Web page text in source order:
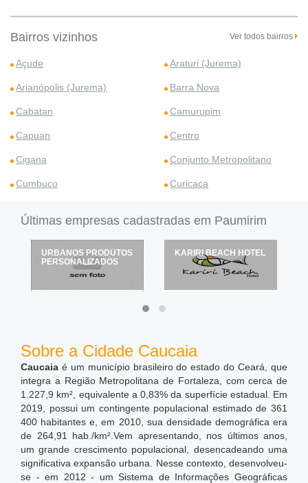
Bairros vizinhos Ver todos bairros
Açude Araturi (Jurema)
Arianópolis (Jurema) Barra Nova
Cabatan Camurupim
Capuan Centro
Cigana Conjunto Metropolitano
Cumbuco Curicaca
Últimas empresas cadastradas em Paumirim
KARIRI BEACH HOTEL
ELETRÔNICA
QUANTECH
Sobre a Cidade Caucaia
Caucaia é um município brasileiro do estado do Ceará, que
integra a Região Metropolitana de Fortaleza, com cerca de
1.227,9 km², equivalente a 0,83% da superfície estadual. Em
2019, possui um contingente populacional estimado de 361
400 habitantes e, em 2010, sua densidade demográfica era
de 264,91 hab./km². Vem apresentando, nos últimos anos,
um grande crescimento populacional, desencadeando uma
significativa expansão urbana. Nesse contexto, desenvolveu-
se - em 2012 - um Sistema de Informações Geográficas